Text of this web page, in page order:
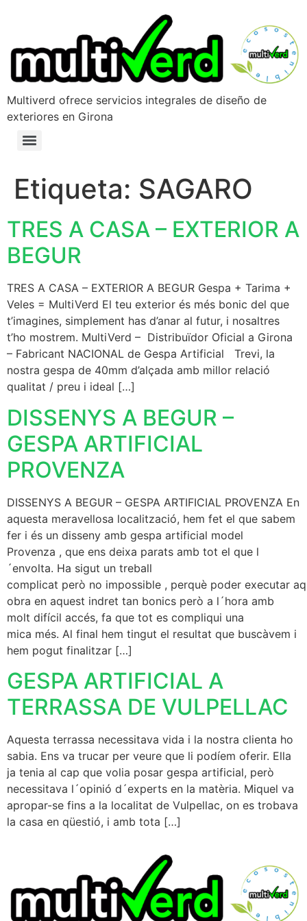
Multiverd ofrece servicios integrales de diseño de
exteriores en Girona
Etiqueta: SAGARO
TRES A CASA – EXTERIOR A
BEGUR
TRES A CASA – EXTERIOR A BEGUR Gespa + Tarima +
Veles = MultiVerd El teu exterior és més bonic del que
t’imagines, simplement has d’anar al futur, i nosaltres
t’ho mostrem. MultiVerd – Distribuïdor Oficial a Girona
– Fabricant NACIONAL de Gespa Artificial Trevi, la
nostra gespa de 40mm d’alçada amb millor relació
qualitat / preu i ideal […]
DISSENYS A BEGUR –
GESPA ARTIFICIAL
PROVENZA
DISSENYS A BEGUR – GESPA ARTIFICIAL PROVENZA En
aquesta meravellosa localització, hem fet el que sabem
fer i és un disseny amb gespa artificial model
Provenza , que ens deixa parats amb tot el que l
´envolta. Ha sigut un treball
complicat però no impossible , perquè poder executar
obra en aquest indret tan bonics però a l´hora amb
molt difícil accés, fa que tot es compliqui una
mica més. Al final hem tingut el resultat que buscàvem i
hem pogut finalitzar […]
GESPA ARTIFICIAL A
TERRASSA DE VULPELLAC
Aquesta terrassa necessitava vida i la nostra clienta ho
sabia. Ens va trucar per veure que li podíem oferir. Ella
ja tenia al cap que volia posar gespa artificial, però
necessitava l´opinió d´experts en la matèria. Miquel va
apropar-se fins a la localitat de Vulpellac, on es trobava
la casa en qüestió, i amb tota […]